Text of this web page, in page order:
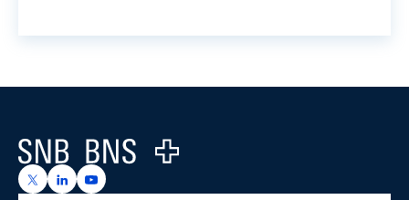
Logo
https://x.com/snb_bns
https://ch.linkedin.com/company/swiss-national-
https://www.youtube.com/@swissnationalbank